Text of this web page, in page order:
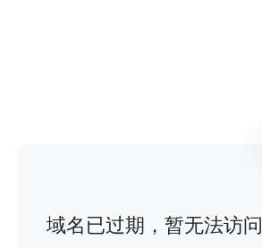
域名已过期，暂无法访问